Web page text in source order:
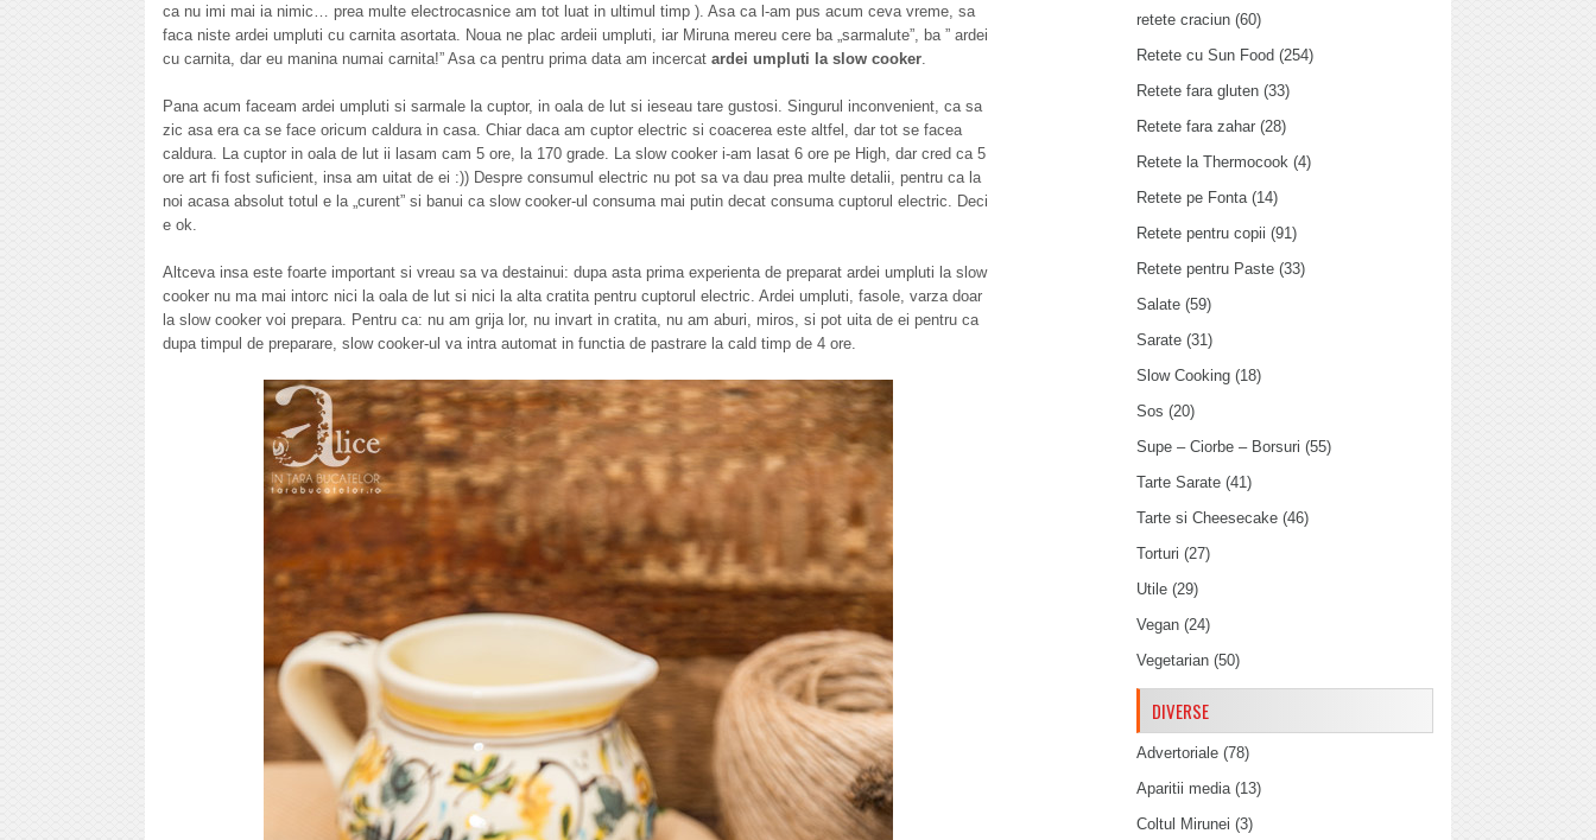
ca nu imi mai ia nimic… prea multe electrocasnice am tot luat in ultimul timp ). Asa ca l-am pus acum ceva vreme, sa
faca niste ardei umpluti cu carnita asortata. Noua ne plac ardeii umpluti, iar Miruna mereu cere ba „sarmalute”, ba ” ardei
cu carnita, dar eu manina numai carnita!” Asa ca pentru prima data am incercat ardei umpluti la slow cooker
Pana acum faceam ardei umpluti si sarmale la cuptor, in oala de lut si ieseau tare gustosi. Singurul inconvenient, ca sa
zic asa era ca se face oricum caldura in casa. Chiar daca am cuptor electric si coacerea este altfel, dar tot se facea
caldura. La cuptor in oala de lut ii lasam cam 5 ore, la 170 grade. La slow cooker i-am lasat 6 ore pe High, dar cred ca 5
ore art fi fost suficient, insa am uitat de ei :)) Despre consumul electric nu pot sa va dau prea multe detalii, pentru ca la
noi acasa absolut totul e la „curent” si banui ca slow cooker-ul consuma mai putin decat consuma cuptorul electric. Deci
e ok.
Altceva insa este foarte important si vreau sa va destainui: dupa asta prima experienta de preparat ardei umpluti la slow
cooker nu ma mai intorc nici la oala de lut si nici la alta cratita pentru cuptorul electric. Ardei umpluti, fasole, varza doar
la slow cooker voi prepara. Pentru ca: nu am grija lor, nu invart in cratita, nu am aburi, miros, si pot uita de ei pentru ca
dupa timpul de preparare, slow cooker-ul va intra automat in functia de pastrare la cald timp de 4 ore.
retete craciun (60)
Retete cu Sun Food (254)
Retete fara gluten (33)
Retete fara zahar (28)
Retete la Thermocook (4)
Retete pe Fonta(14)
Retete pentru copii (91)
Retete pentru Paste (33)
Salate (59)
Sarate (31)
Slow Cooking (18)
Sos (20)
Supe – Ciorbe – Borsuri (55)
Tarte Sarate (41)
Tarte si Cheesecake (46)
Torturi (27)
Utile (29)
Vegan (24)
Vegetarian (50)
DIVERSE
Advertoriale (78)
Aparitii media(13)
Coltul Mirunei (3)